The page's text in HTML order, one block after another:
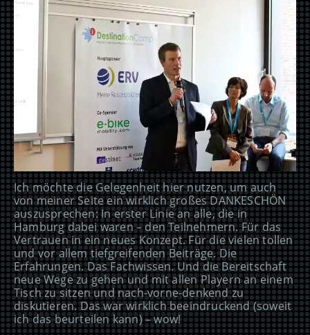
Ich möchte die Gelegenheit hier nutzen, um auch
von meiner Seite ein wirklich großes DANKESCHÖN
auszusprechen: In erster Linie an alle, die in
Hamburg dabei waren – den Teilnehmern. Für das
Vertrauen in ein neues Konzept. Für die vielen tollen
und vor allem tiefgreifenden Beiträge. Die
Erfahrungen. Das Fachwissen. Und die Bereitschaft
neue Wege zu gehen und mit allen Playern an einem
Tisch zu sitzen und nach-vorne-denkend zu
diskutieren. Das war wirklich beeindruckend (soweit
ich das beurteilen kann) – wow!